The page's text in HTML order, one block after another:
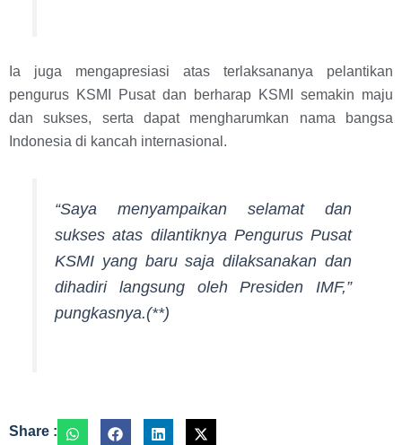
Ia juga mengapresiasi atas terlaksananya pelantikan
pengurus KSMI Pusat dan berharap KSMI semakin maju
dan sukses, serta dapat mengharumkan nama bangsa
Indonesia di kancah internasional.
“Saya menyampaikan selamat dan
sukses atas dilantiknya Pengurus Pusat
KSMI yang baru saja dilaksanakan dan
dihadiri langsung oleh Presiden IMF,”
pungkasnya.(**)
Share :